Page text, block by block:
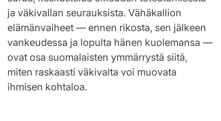
ja väkivallan seurauksista. Vähäkallion
elämänvaiheet — ennen rikosta, sen jälkeen
vankeudessa ja lopulta hänen kuolemansa —
ovat osa suomalaisten ymmärrystä siitä,
miten raskaasti väkivalta voi muovata
ihmisen kohtaloa.